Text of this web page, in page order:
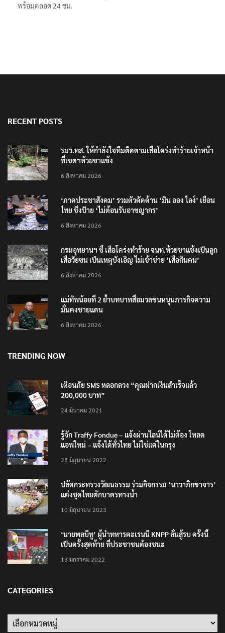
พร้อมตลอด 24 ชม.
RECENT POSTS
รมว.ทส. ให้กำลังใจทีมติดตามเสือโคร่งทำร้ายเจ้าหน้า
ที่เขตฯห้วยขาแข้ง
6 สิงหาคม 2026
‘ภาคประชาสังคม’ รวมตัวคัดค้าน ‘มิน ออง ไลง์’ เยือน
ไทย ขึงป้าย ‘ไม่ต้อนรับอาชญากร’
6 สิงหาคม 2026
กรมอุทยานฯ ชี้ เสือโคร่งทำร้าย จนท.ห้วยขาแข้งเป็นลูก
เสือวัยซน เป็นเหตุบังเอิญ ไม่เข้าข่าย ‘เสือกินคน’
6 สิงหาคม 2026
แม่ทัพน้อยที่ 2 ย้ำบทบาทสื่อมวลชนหนุนภารกิจความ
มั่นคงชายแดน
6 สิงหาคม 2026
TRENDING NOW
เตือนภัย SMS หลอกลวง “คุณฝากเงินสำเร็จแล้ว
200,000 บาท”
24 มีนาคม 2021
รู้จัก Traffy Fondue – แจ้งผ่านไลน์ได้ไม่ต้อง โหลด
แอพใหม่ – แจ้งได้ทั่วไทย ไม่ใช่แค่ในกรุง
25 มิถุนายน 2022
ปลัดกระทรวงวัฒนธรรม ร่วมกิจกรรม ‘นาวาภิกขาจาร’
แต่งชุดไทยตักบาตรทางน้ำ
10 มิถุนายน 2023
‘นายพลบีทู’ ผู้นำทหารคะเรนนี KNPP ลั่นสู้รบ ครั้งนี้
เป็นครั้งสุดท้าย ที่ประชาชนต้องชนะ
13 มกราคม 2022
CATEGORIES
Categories